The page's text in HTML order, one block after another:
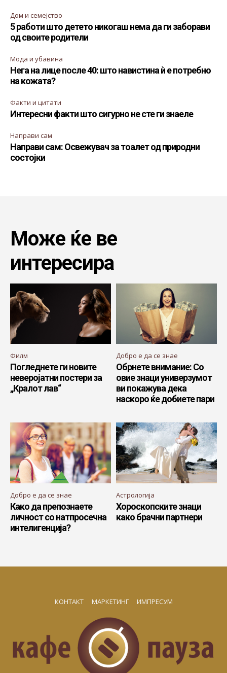
Дом и семејство
5 работи што детето никогаш нема да ги заборави
од своите родители
Мода и убавина
Нега на лице после 40: што навистина ѝ е потребно
на кожата?
Факти и цитати
Интересни факти што сигурно не сте ги знаеле
Направи сам
Направи сам: Освежувач за тоалет од природни
состојки
Може ќе ве
интересира
Филм
Погледнете ги новите
неверојатни постери за
„Кралот лав“
Добро е да се знае
Обрнете внимание: Со
овие знаци универзумот
ви покажува дека
наскоро ќе добиете пари
Добро е да се знае
Како да препознаете
личност со натпросечна
интелигенција?
Астрологија
Хороскопските знаци
како брачни партнери
КОНТАКТ МАРКЕТИНГ ИМПРЕСУМ